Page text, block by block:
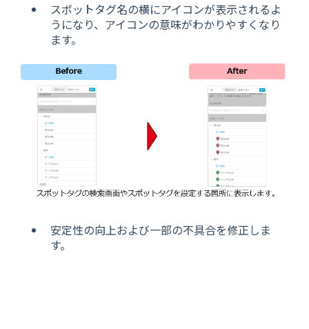
スポットタグ名の横にアイコンが表示されるよ
うになり、アイコンの意味がわかりやすくなり
ます。
安定性の向上および一部の不具合を修正しま
す。